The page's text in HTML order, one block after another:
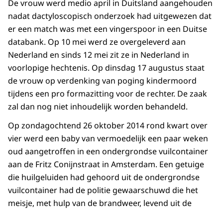
De vrouw werd medio april in Duitsland aangehouden
nadat dactyloscopisch onderzoek had uitgewezen dat
er een match was met een vingerspoor in een Duitse
databank. Op 10 mei werd ze overgeleverd aan
Nederland en sinds 12 mei zit ze in Nederland in
voorlopige hechtenis. Op dinsdag 17 augustus staat
de vrouw op verdenking van poging kindermoord
tijdens een pro formazitting voor de rechter. De zaak
zal dan nog niet inhoudelijk worden behandeld.
Op zondagochtend 26 oktober 2014 rond kwart over
vier werd een baby van vermoedelijk een paar weken
oud aangetroffen in een ondergrondse vuilcontainer
aan de Fritz Conijnstraat in Amsterdam. Een getuige
die huilgeluiden had gehoord uit de ondergrondse
vuilcontainer had de politie gewaarschuwd die het
meisje, met hulp van de brandweer, levend uit de